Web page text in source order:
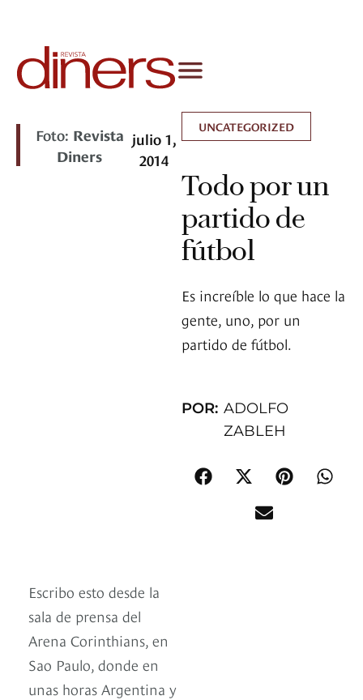
Foto: Revista
Diners
julio 1,
2014
UNCATEGORIZED
Todo por un
partido de
fútbol
Es increíble lo que hace la
gente, uno, por un
partido de fútbol.
POR: ADOLFO
ZABLEH
Escribo esto desde la
sala de prensa del
Arena Corinthians, en
Sao Paulo, donde en
unas horas Argentina y